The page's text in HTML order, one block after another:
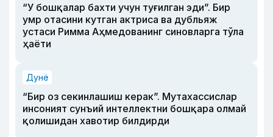
“У бошқалар бахти учун туғилган эди”. Бир
умр отасини кутган актриса ва дубльяж
устаси Римма Аҳмедованинг синовларга тўла
ҳаёти
Дунё
“Бир оз секинлашиш керак”. Мутахассислар
инсоният сунъий интеллектни бошқара олмай
қолишидан хавотир билдирди